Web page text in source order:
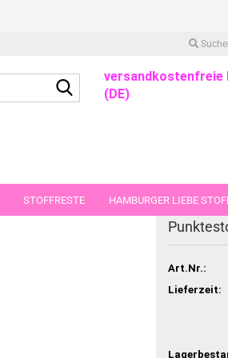
Suche...versandkostenfreie
(DE)
STOFFRESTE HAMBURGER LIEBE
STOFFE IN STÜCKEN VON 25 UND 50 CM
Art.Nr.:
Lieferzeit: